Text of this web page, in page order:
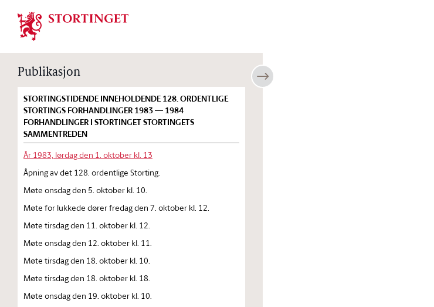
Stortinget.no
Publikasjon
STORTINGSTIDENDE INNEHOLDENDE 128. ORDENTLIGE
STORTINGS FORHANDLINGER 1983 — 1984
FORHANDLINGER I STORTINGET STORTINGETS
SAMMENTREDEN
År 1983, lørdag den 1. oktober kl. 13
Åpning av det 128. ordentlige Storting.
Møte onsdag den 5. oktober kl. 10.
Møte for lukkede dører fredag den 7. oktober kl. 12.
Møte tirsdag den 11. oktober kl. 12.
Møte onsdag den 12. oktober kl. 11.
Møte tirsdag den 18. oktober kl. 10.
Møte tirsdag den 18. oktober kl. 18.
Møte onsdag den 19. oktober kl. 10.